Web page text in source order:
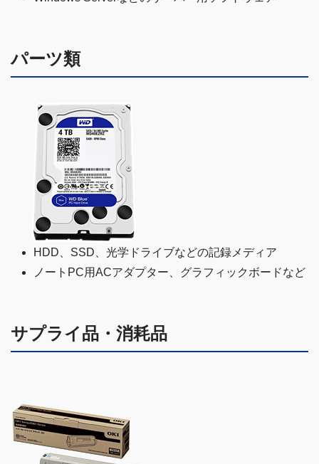
パーツ類
HDD、SSD、光学ドライブなどの記録メディア
ノートPC用ACアダプター、グラフィックボードなど
サプライ品・消耗品